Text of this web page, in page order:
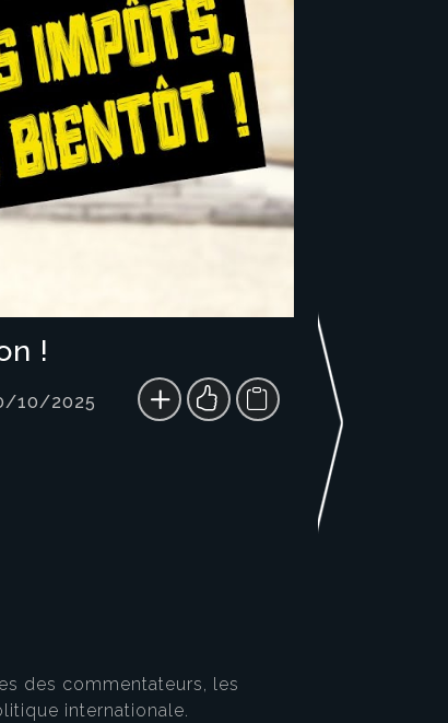
!
10/2025
des commentateurs, les
internationale.